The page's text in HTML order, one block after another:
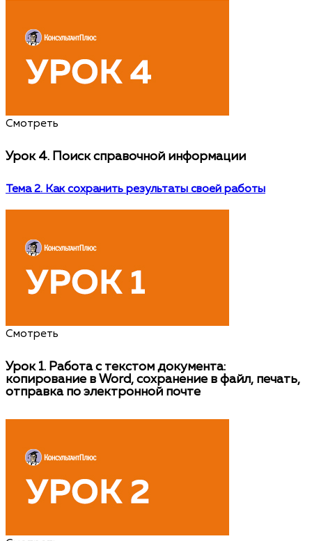
Смотреть
Урок 4. Поиск справочной информации
Тема 2. Как сохранить результаты своей работы
Смотреть
Урок 1. Работа с текстом документа:
копирование в Word, сохранение в файл, печать,
отправка по электронной почте